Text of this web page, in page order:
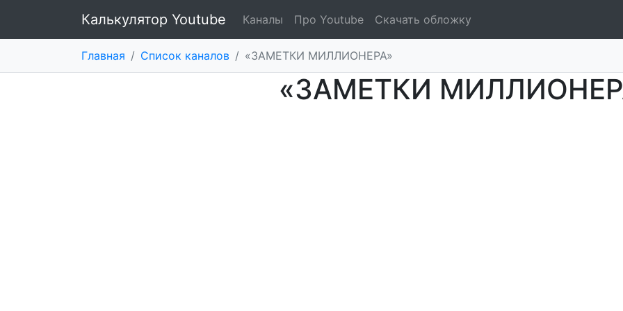
Калькулятор Youtube Каналы Про Youtube Скачать обложку
Главная / Список каналов / «ЗАМЕТКИ МИЛЛИОНЕРА»
«ЗАМЕТКИ